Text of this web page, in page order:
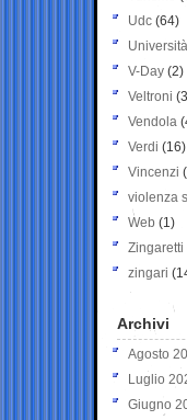
Udc (64)
Università
V-Day (2)
Veltroni
Vendola
Verdi (16)
Vincenzi
violenza
Web (1)
Zingaretti
zingari
Archivi
Agosto
Luglio
Giugno